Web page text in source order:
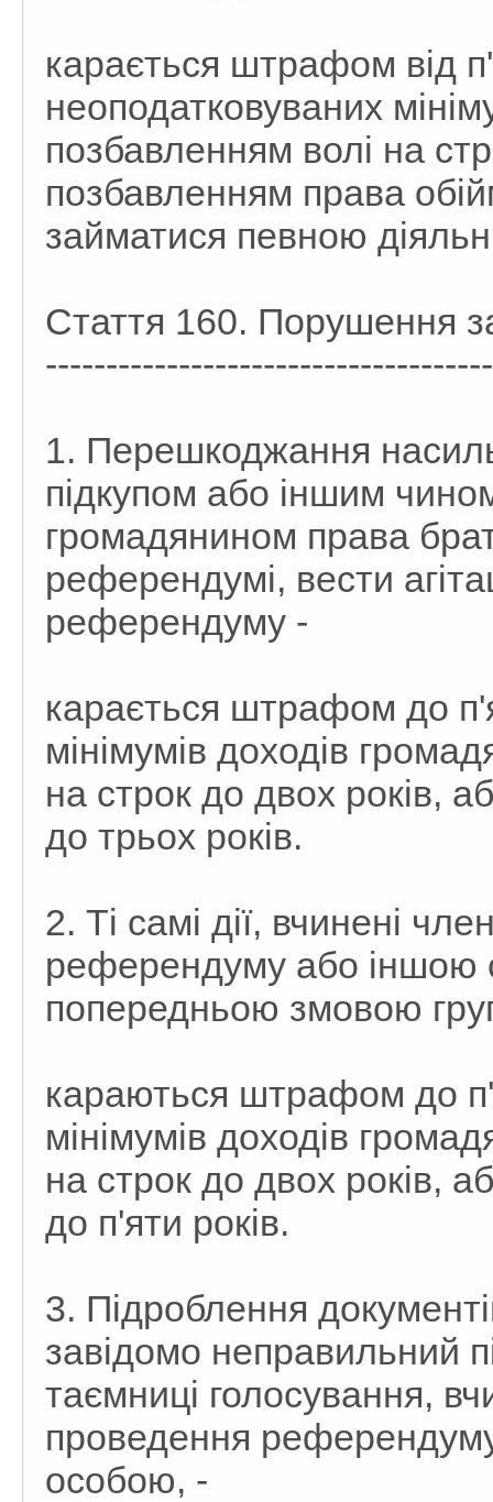
карається штрафом від
неоподатковуваних
позбавленням волі на
позбавленням права
займатися певною
Стаття 160. Порушення
1. Перешкоджання
підкупом або іншим
громадянином права
референдумі, вести
референдуму -
карається штрафом до
мінімумів доходів
на строк до двох років,
до трьох років.
2. Ті самі дії, вчинені
референдуму або іншою
попередньою змовою
караються штрафом до
мінімумів доходів
на строк до двох років,
до п'яти років.
3. Підроблення
завідомо неправильний
таємниці голосування,
проведення
особою, -